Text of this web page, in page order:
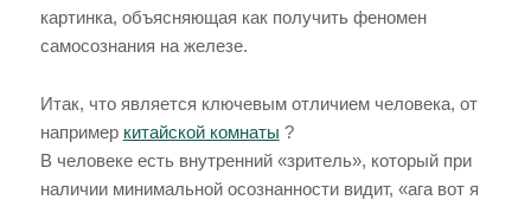
картинка, объясняющая как получить феномен
самосознания на железе.
Итак, что является ключевым отличием человека, от
например китайской комнаты ?
В человеке есть внутренний «зритель», который при
наличии минимальной осознанности видит, «ага вот я